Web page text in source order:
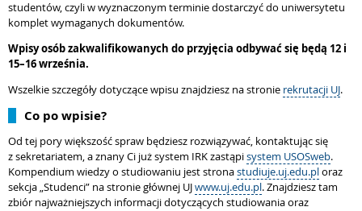
studentów, czyli w wyznaczonym terminie dostarczyć do uniwersytetu
komplet wymaganych dokumentów.
Wpisy osób zakwalifikowanych do przyjęcia odbywać się będą 12 i
15–16 września.
Wszelkie szczegóły dotyczące wpisu znajdziesz na stronie rekrutacji UJ.
Co po wpisie?
Od tej pory większość spraw będziesz rozwiązywać, kontaktując się
z sekretariatem, a znany Ci już system IRK zastąpisystem USOSweb.
Kompendium wiedzy o studiowaniu jest stronastudiuje.uj.edu.ploraz
sekcja „Studenci” na stronie głównej UJwww.uj.edu.pl. Znajdziesz tam
zbiór najważniejszych informacji dotyczących studiowania oraz